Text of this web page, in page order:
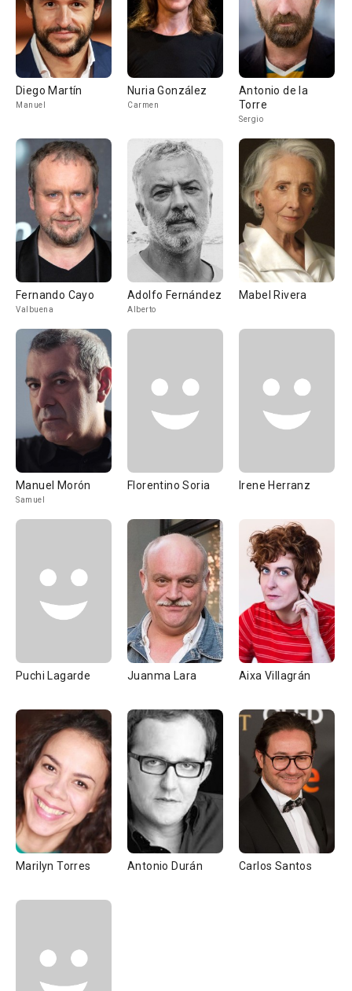
Diego Martín
Manuel
Nuria González
Carmen
Antonio de la
Torre
Sergio
Fernando Cayo
Valbuena
Adolfo Fernández
Alberto
Mabel Rivera
Manuel Morón
Samuel
Florentino Soria Irene Herranz
Puchi Lagarde Juanma Lara Aixa Villagrán
Marilyn Torres Antonio Durán Carlos Santos